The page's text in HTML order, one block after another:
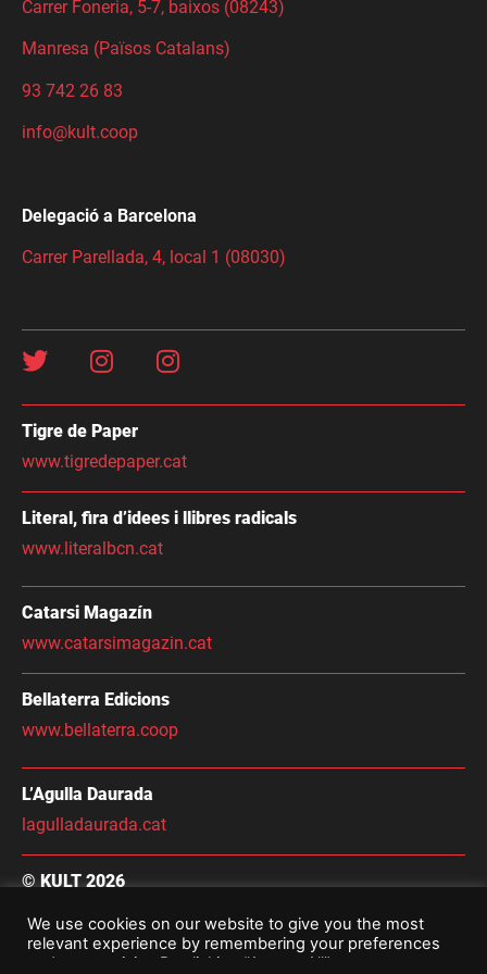
Carrer Foneria, 5-7, baixos (08243)
Manresa (Països Catalans)
93 742 26 83
info@kult.coop
Delegació a Barcelona
Carrer Parellada, 4, local 1 (08030)
Tigre de Paper
www.tigredepaper.cat
Literal, fira d’idees i llibres radicals
www.literalbcn.cat
Catarsi Magazín
www.catarsimagazin.cat
Bellaterra Edicions
www.bellaterra.coop
L’Agulla Daurada
lagulladaurada.cat
© KULT 2026
Condicions Generals de Contractació
Avís Legal i Política De Privacitat
We use cookies on our website to give you the most
relevant experience by remembering your preferences
and repeat visits. By clicking “Accept All”, you consent to